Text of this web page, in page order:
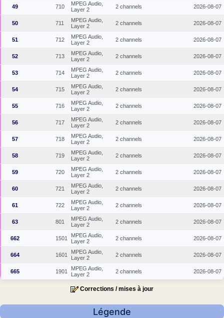
49 710
MPEG Audio,
Layer 2
2 channels 2026-08-07
50 711
MPEG Audio,
Layer 2
2 channels 2026-08-07
51 712
MPEG Audio,
Layer 2
2 channels 2026-08-07
52 713
MPEG Audio,
Layer 2
2 channels 2026-08-07
53 714
MPEG Audio,
Layer 2
2 channels 2026-08-07
54 715
MPEG Audio,
Layer 2
2 channels 2026-08-07
55 716
MPEG Audio,
Layer 2
2 channels 2026-08-07
56 717
MPEG Audio,
Layer 2
2 channels 2026-08-07
57 718
MPEG Audio,
Layer 2
2 channels 2026-08-07
58 719
MPEG Audio,
Layer 2
2 channels 2026-08-07
59 720
MPEG Audio,
Layer 2
2 channels 2026-08-07
60 721
MPEG Audio,
Layer 2
2 channels 2026-08-07
61 722
MPEG Audio,
Layer 2
2 channels 2026-08-07
63 801
MPEG Audio,
Layer 2
2 channels 2026-08-07
662 1501
MPEG Audio,
Layer 2
2 channels 2026-08-07
664 1601
MPEG Audio,
Layer 2
2 channels 2026-08-07
665 1901
MPEG Audio,
Layer 2
2 channels 2026-08-07
Corrections / mises à jour
Légende